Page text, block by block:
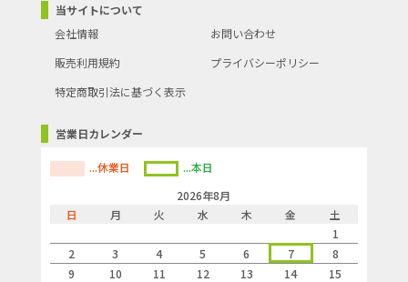
当サイトについて
会社情報
お問い合わせ
販売利用規約
プライバシーポリシー
特定商取引法に基づく表示
営業日カレンダー
...休業日
...本日
2026年8月
日
月 火 水 木 金
土
1
2
3 4 5 6 7
8
9
10 11 12 13 14
15